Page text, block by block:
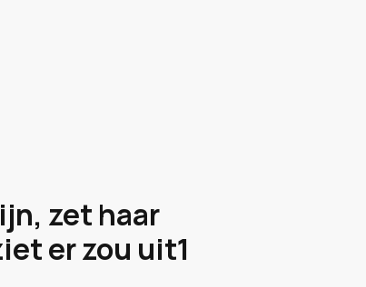
zet haar
er zou uit1